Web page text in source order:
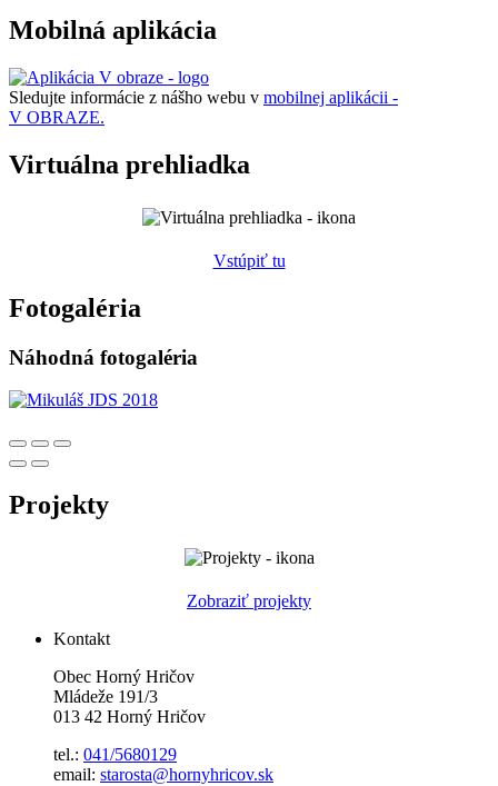
Mobilná aplikácia
Sledujte informácie z nášho webu v mobilnej aplikácii -
V OBRAZE.
Virtuálna prehliadka
Vstúpiť tu
Fotogaléria
Náhodná fotogaléria
Projekty
Zobraziť projekty
Kontakt
Obec Horný Hričov
Mládeže 191/3
013 42 Horný Hričov
tel.: 041/5680129
email: starosta@hornyhricov.sk